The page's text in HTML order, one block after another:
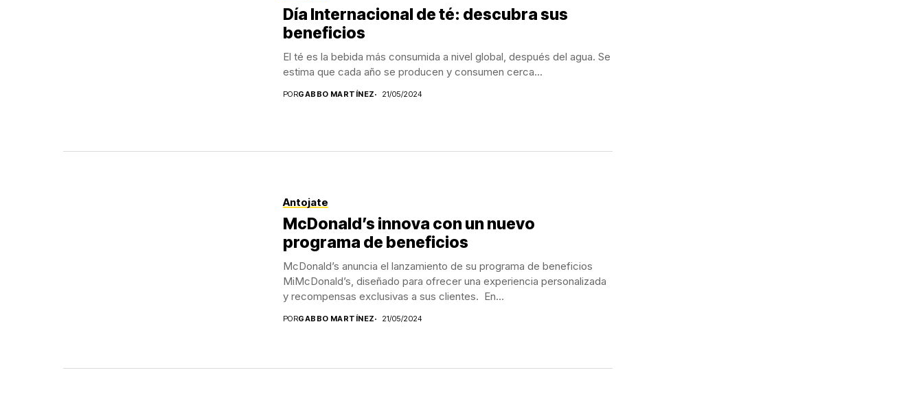
Día Internacional de té: descubra sus
beneficios
El té es la bebida más consumida a nivel global, después del agua. Se
estima que cada año se producen y consumen cerca...
PORGABBO MARTÍNEZ 21/05/2024
Antojate
McDonald’s innova con un nuevo
programa de beneficios
McDonald’s anuncia el lanzamiento de su programa de beneficios
MiMcDonald’s, diseñado para ofrecer una experiencia personalizada
y recompensas exclusivas a sus clientes. En...
PORGABBO MARTÍNEZ 21/05/2024